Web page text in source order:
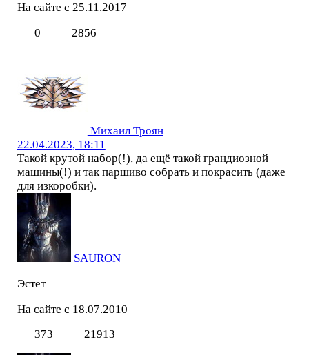
На сайте с 25.11.2017
0
2856
Михаил Троян
22.04.2023, 18:11
Такой крутой набор(!), да ещё такой грандиозной
машины(!) и так паршиво собрать и покрасить (даже
для изкоробки).
SAURON
Эстет
На сайте с 18.07.2010
373
21913